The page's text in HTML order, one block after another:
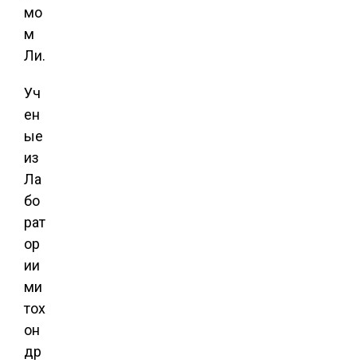
мо
м
Ли.
Уч
ен
ые
из
Ла
бо
рат
ор
ии
ми
тох
он
др